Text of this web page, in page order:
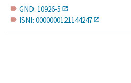
label GND: 10926-5
label ISNI: 0000000121144247